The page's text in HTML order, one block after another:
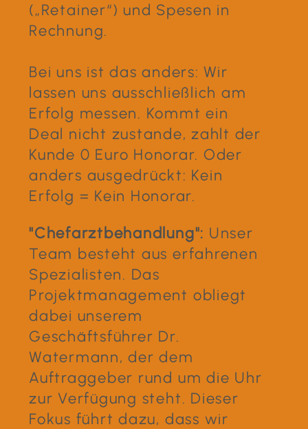
(„Retainer“) und Spesen in
Rechnung.
Bei uns ist das anders: Wir
lassen uns ausschließlich am
Erfolg messen. Kommt ein
Deal nicht zustande, zahlt der
Kunde 0 Euro Honorar. Oder
anders ausgedrückt: Kein
Erfolg = Kein Honorar.
"Chefarztbehandlung": Unser
Team besteht aus erfahrenen
Spezialisten. Das
Projektmanagement obliegt
dabei unserem
Geschäftsführer Dr.
Watermann, der dem
Auftraggeber rund um die Uhr
zur Verfügung steht. Dieser
Fokus führt dazu, dass wir